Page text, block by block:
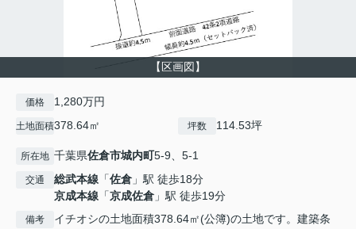
【区画図】
価格 1,280万円
土地面積378.64㎡ 坪数 114.53坪
所在地 千葉県佐倉市城内町5-9、5-1
交通 総武本線 「佐倉 」駅 徒歩18分
京成本線 「京成佐倉 」駅 徒歩19分
備考
イチオシの土地面積378.64㎡(公簿)の土地です。建築条